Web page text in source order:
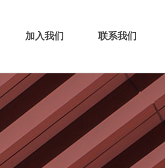
加入我们 联系我们